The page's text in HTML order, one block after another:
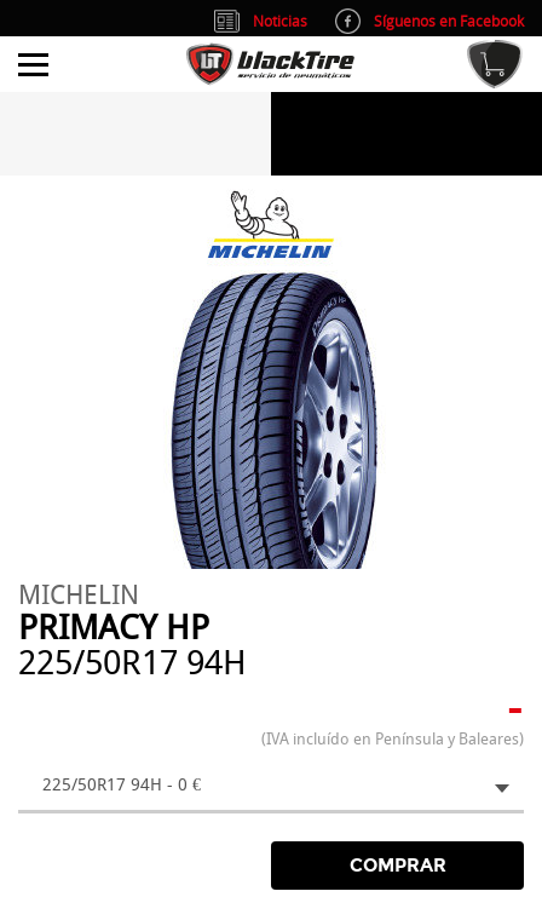
MICHELIN
PRIMACY HP
225/50R17 94H
-
(IVA incluído en Península y Baleares)
225/50R17 94H - 0 €
COMPRAR
Noticias
Síguenos en Facebook
info@blacktire.es
Atención al cliente: L/V 9:00-14:00 y 15:00-19:00